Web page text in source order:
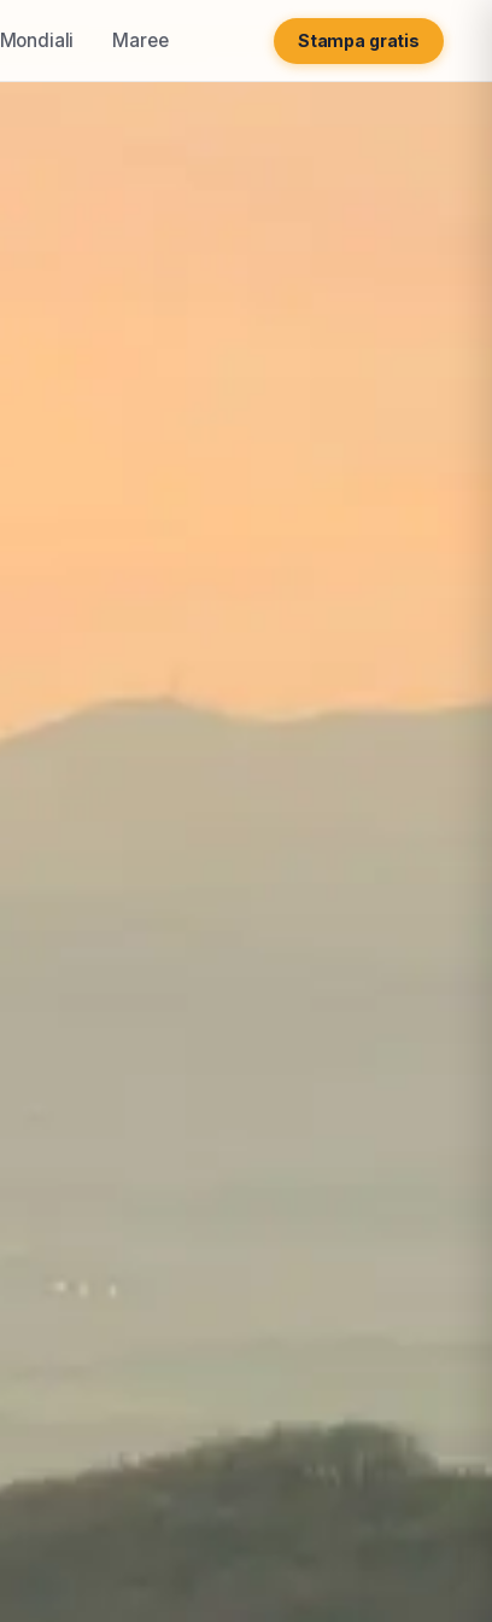
Maree Stampa gratis